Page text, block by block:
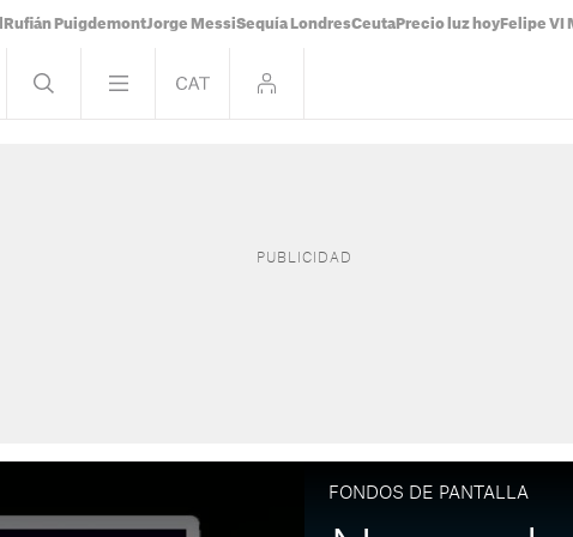
Rufián PuigdemontJorge MessiSequía LondresCeuta Precio luz hoy Felipe VI
FONDOS DE PANTALLA